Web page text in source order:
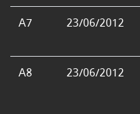
A7
23/06/2012
A8 23/06/2012